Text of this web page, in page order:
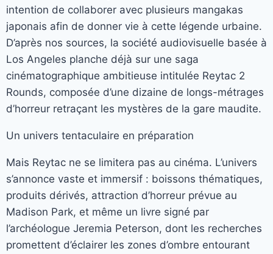
intention de collaborer avec plusieurs mangakas
japonais afin de donner vie à cette légende urbaine.
D’après nos sources, la société audiovisuelle basée à
Los Angeles planche déjà sur une saga
cinématographique ambitieuse intitulée Reytac 2
Rounds, composée d’une dizaine de longs-métrages
d’horreur retraçant les mystères de la gare maudite.
Un univers tentaculaire en préparation
Mais Reytac ne se limitera pas au cinéma. L’univers
s’annonce vaste et immersif : boissons thématiques,
produits dérivés, attraction d’horreur prévue au
Madison Park, et même un livre signé par
l’archéologue Jeremia Peterson, dont les recherches
promettent d’éclairer les zones d’ombre entourant